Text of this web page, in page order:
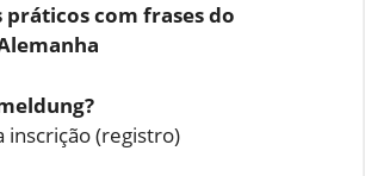
práticos com frases do
(registro)